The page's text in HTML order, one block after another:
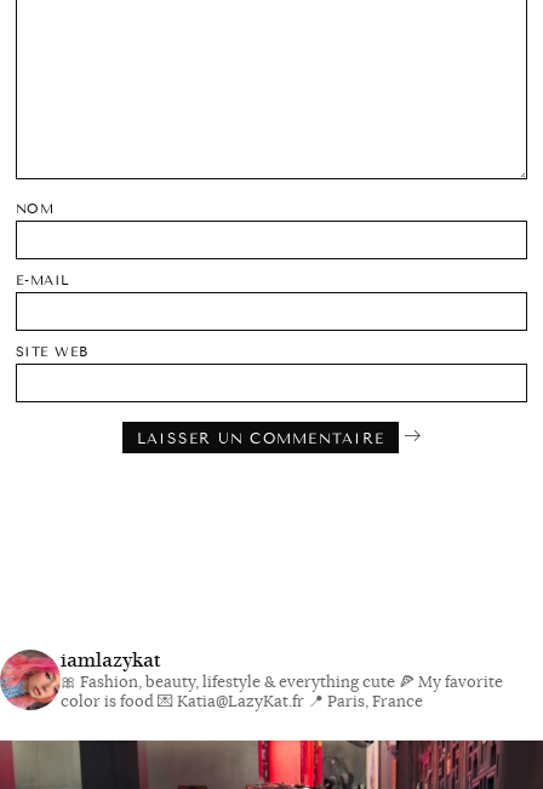
NOM
E-MAIL
SITE WEB
iamlazykat
🎀 Fashion, beauty, lifestyle & everything cute 🍕 My favorite
color is food💌 Katia@LazyKat.fr 📍 Paris, France